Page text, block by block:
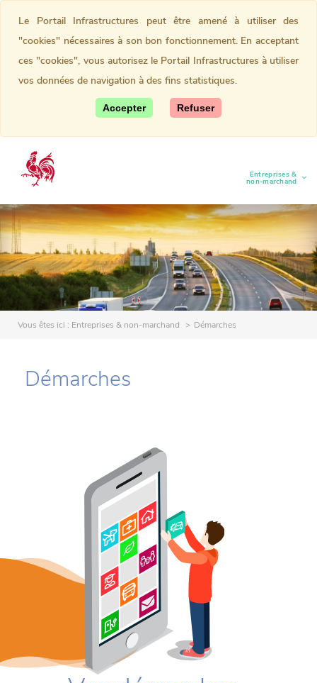
Entreprises &
non-marchand
(current)
Vous êtes ici : Entreprises & non-marchand Démarches
Démarches
Le Portail Infrastructures peut être amené à utiliser des
"cookies" nécessaires à son bon fonctionnement. En acceptant
ces "cookies", vous autorisez le Portail Infrastructures à utiliser
vos données de navigation à des fins statistiques.
Accepter Refuser